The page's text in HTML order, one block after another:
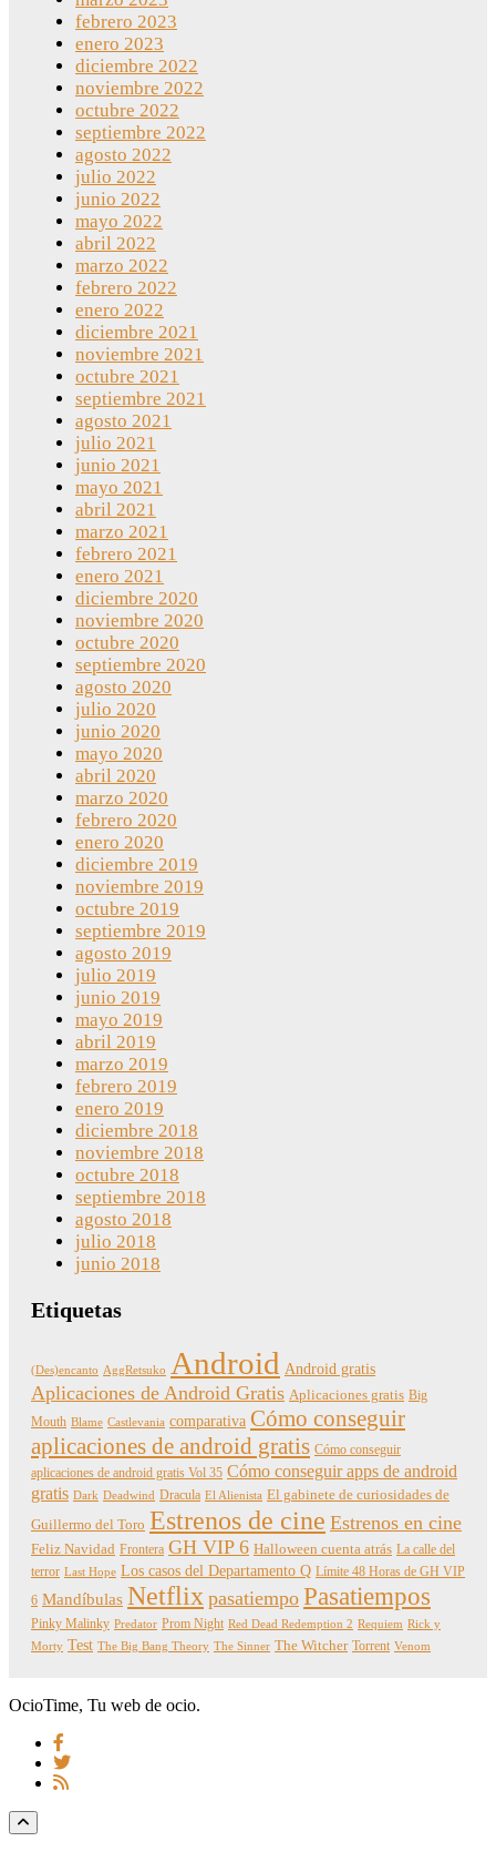
febrero 2023
enero 2023
diciembre 2022
noviembre 2022
octubre 2022
septiembre 2022
agosto 2022
julio 2022
junio 2022
mayo 2022
abril 2022
marzo 2022
febrero 2022
enero 2022
diciembre 2021
noviembre 2021
octubre 2021
septiembre 2021
agosto 2021
julio 2021
junio 2021
mayo 2021
abril 2021
marzo 2021
febrero 2021
enero 2021
diciembre 2020
noviembre 2020
octubre 2020
septiembre 2020
agosto 2020
julio 2020
junio 2020
mayo 2020
abril 2020
marzo 2020
febrero 2020
enero 2020
diciembre 2019
noviembre 2019
octubre 2019
septiembre 2019
agosto 2019
julio 2019
junio 2019
mayo 2019
abril 2019
marzo 2019
febrero 2019
enero 2019
diciembre 2018
noviembre 2018
octubre 2018
septiembre 2018
agosto 2018
julio 2018
junio 2018
Etiquetas
(Des)encanto AggRetsuko Android Android gratis
Aplicaciones de Android Gratis Aplicaciones gratis Big
Mouth Blame Castlevania comparativa Cómo conseguir
aplicaciones de android gratis Cómo conseguir
aplicaciones de android gratis Vol 35 Cómo conseguir apps de android
gratis Dark Deadwind Dracula El Alienista El gabinete de curiosidades de
Guillermo del Toro Estrenos de cine Estrenos en cine
Feliz Navidad Frontera GH VIP 6 Halloween cuenta atrás La calle del
terror Last Hope Los casos del Departamento Q Límite 48 Horas de GH VIP
6 Mandíbulas Netflix pasatiempo Pasatiempos
Pinky Malinky Predator Prom Night Red Dead Redemption 2 Requiem Rick y
Morty Test The Big Bang Theory The Sinner The Witcher Torrent Venom
OcioTime, Tu web de ocio.